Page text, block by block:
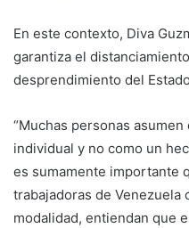
En este contexto, Diva
garantiza el
desprendimiento del
“Muchas personas
individual y no como un
es sumamente importante
trabajadoras de Venezuela
modalidad, entiendan que